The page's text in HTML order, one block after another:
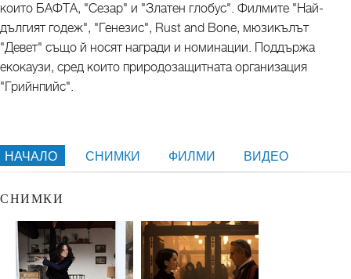
които БАФТА, "Сезар" и "Златен глобус". Филмите "Най-
дългият годеж", "Генезис", Rust and Bone, мюзикълът
"Девет" също й носят награди и номинации. Поддържа
екокаузи, сред които природозащитната организация
"Грийнпийс".
НАЧАЛО СНИМКИ ФИЛМИ ВИДЕО
СНИМКИ